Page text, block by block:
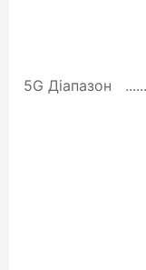
5G Діапазон